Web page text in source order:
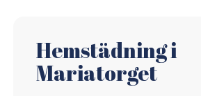
Hemstädning i
Mariatorget